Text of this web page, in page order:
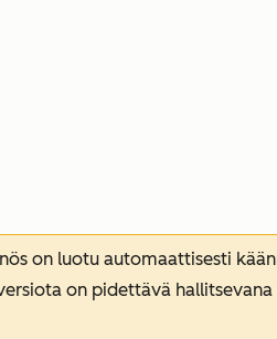
on luotu automaattisesti
on pidettävä hallitsevana